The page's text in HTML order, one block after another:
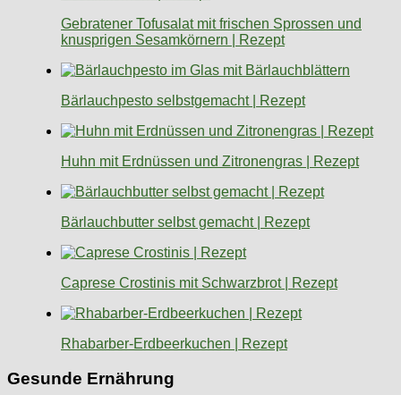
Gebratener Tofusalat mit frischen Sprossen und
knusprigen Sesamkörnern | Rezept
Bärlauchpesto selbstgemacht | Rezept
Huhn mit Erdnüssen und Zitronengras | Rezept
Bärlauchbutter selbst gemacht | Rezept
Caprese Crostinis mit Schwarzbrot | Rezept
Rhabarber-Erdbeerkuchen | Rezept
Gesunde Ernährung